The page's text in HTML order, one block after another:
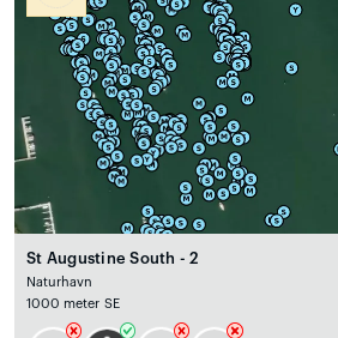
St Augustine South - 2
Naturhavn
1000 meter SE